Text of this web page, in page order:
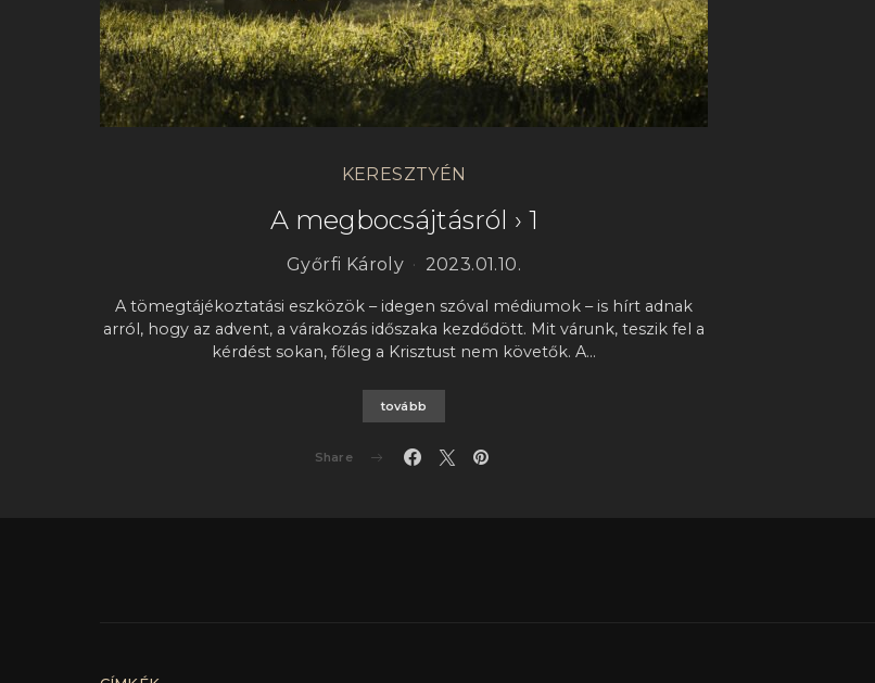
KERESZTYÉN
A megbocsájtásról › 1
Győrfi Károly 2023.01.10.
A tömegtájékoztatási eszközök – idegen szóval médiumok – is hírt adnak
arról, hogy az advent, a várakozás időszaka kezdődött. Mit várunk, teszik fel a
kérdést sokan, főleg a Krisztust nem követők. A…
tovább
Share